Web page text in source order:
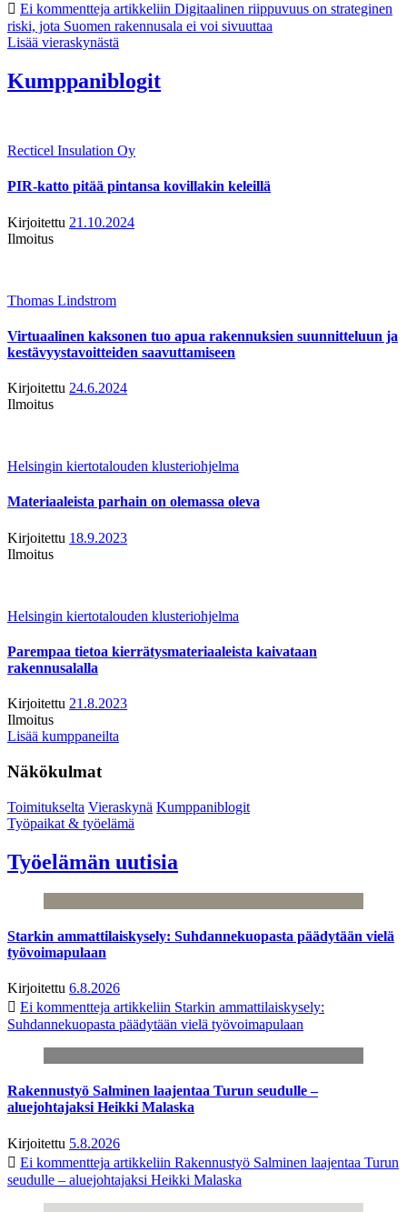
Ei kommentteja artikkeliin Digitaalinen riippuvuus on strateginen
riski, jota Suomen rakennusala ei voi sivuuttaa
Lisää vieraskynästä
Kumppaniblogit
Recticel Insulation Oy
PIR-katto pitää pintansa kovillakin keleillä
Kirjoitettu 21.10.2024
Ilmoitus
Thomas Lindstrom
Virtuaalinen kaksonen tuo apua rakennuksien suunnitteluun ja
kestävyystavoitteiden saavuttamiseen
Kirjoitettu 24.6.2024
Ilmoitus
Helsingin kiertotalouden klusteriohjelma
Materiaaleista parhain on olemassa oleva
Kirjoitettu 18.9.2023
Ilmoitus
Helsingin kiertotalouden klusteriohjelma
Parempaa tietoa kierrätysmateriaaleista kaivataan
rakennusalalla
Kirjoitettu 21.8.2023
Ilmoitus
Lisää kumppaneilta
Näkökulmat
Toimitukselta Vieraskynä Kumppaniblogit
Työpaikat & työelämä
Työelämän uutisia
Starkin ammattilaiskysely: Suhdannekuopasta päädytään vielä
työvoimapulaan
Kirjoitettu 6.8.2026
Ei kommentteja artikkeliin Starkin ammattilaiskysely:
Suhdannekuopasta päädytään vielä työvoimapulaan
Rakennustyö Salminen laajentaa Turun seudulle –
aluejohtajaksi Heikki Malaska
Kirjoitettu 5.8.2026
Ei kommentteja artikkeliin Rakennustyö Salminen laajentaa Turun
seudulle – aluejohtajaksi Heikki Malaska